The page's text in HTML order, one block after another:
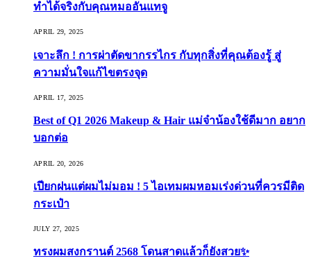
ทำได้จริงกับคุณหมออันแทจู
APRIL 29, 2025
เจาะลึก ! การผ่าตัดขากรรไกร กับทุกสิ่งที่คุณต้องรู้ สู่
ความมั่นใจแก้ไขตรงจุด
APRIL 17, 2025
Best of Q1 2026 Makeup & Hair แม่จ๋าน้องใช้ดีมาก อยาก
บอกต่อ
APRIL 20, 2026
เปียกฝนแต่ผมไม่มอม ! 5 ไอเทมผมหอมเร่งด่วนที่ควรมีติด
กระเป๋า
JULY 27, 2025
ทรงผมสงกรานต์ 2568 โดนสาดแล้วก็ยังสวย✨